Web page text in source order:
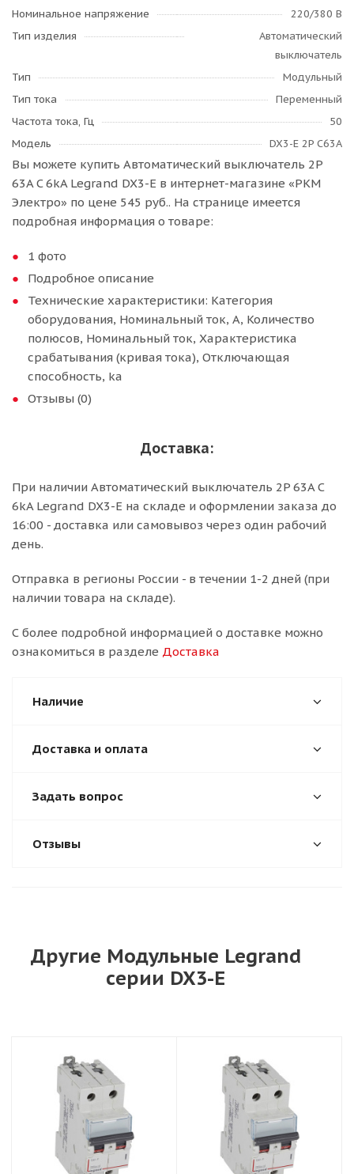
Номинальное напряжение
220/380 В
Тип изделия
Автоматический
выключатель
Тип
Модульный
Тип тока
Переменный
Частота тока, Гц
50
Модель
DX3-E 2P C63A
Вы можете купить Автоматический выключатель 2P
63A C 6kA Legrand DX3-E в интернет-магазине «РКМ
Электро» по цене 545 руб.. На странице имеется
подробная информация о товаре:
1 фото
Подробное описание
Технические характеристики: Категория
оборудования, Номинальный ток, А, Количество
полюсов, Номинальный ток, Характеристика
срабатывания (кривая тока), Отключающая
способность, ka
Отзывы (0)
Доставка:
При наличии Автоматический выключатель 2P 63A C
6kA Legrand DX3-E на складе и оформлении заказа до
16:00 - доставка или самовывоз через один рабочий
день.
Отправка в регионы России - в течении 1-2 дней (при
наличии товара на складе).
С более подробной информацией о доставке можно
ознакомиться в разделе Доставка
Наличие
Доставка и оплата
Задать вопрос
Отзывы
Другие Модульные Legrand
серии DX3-E